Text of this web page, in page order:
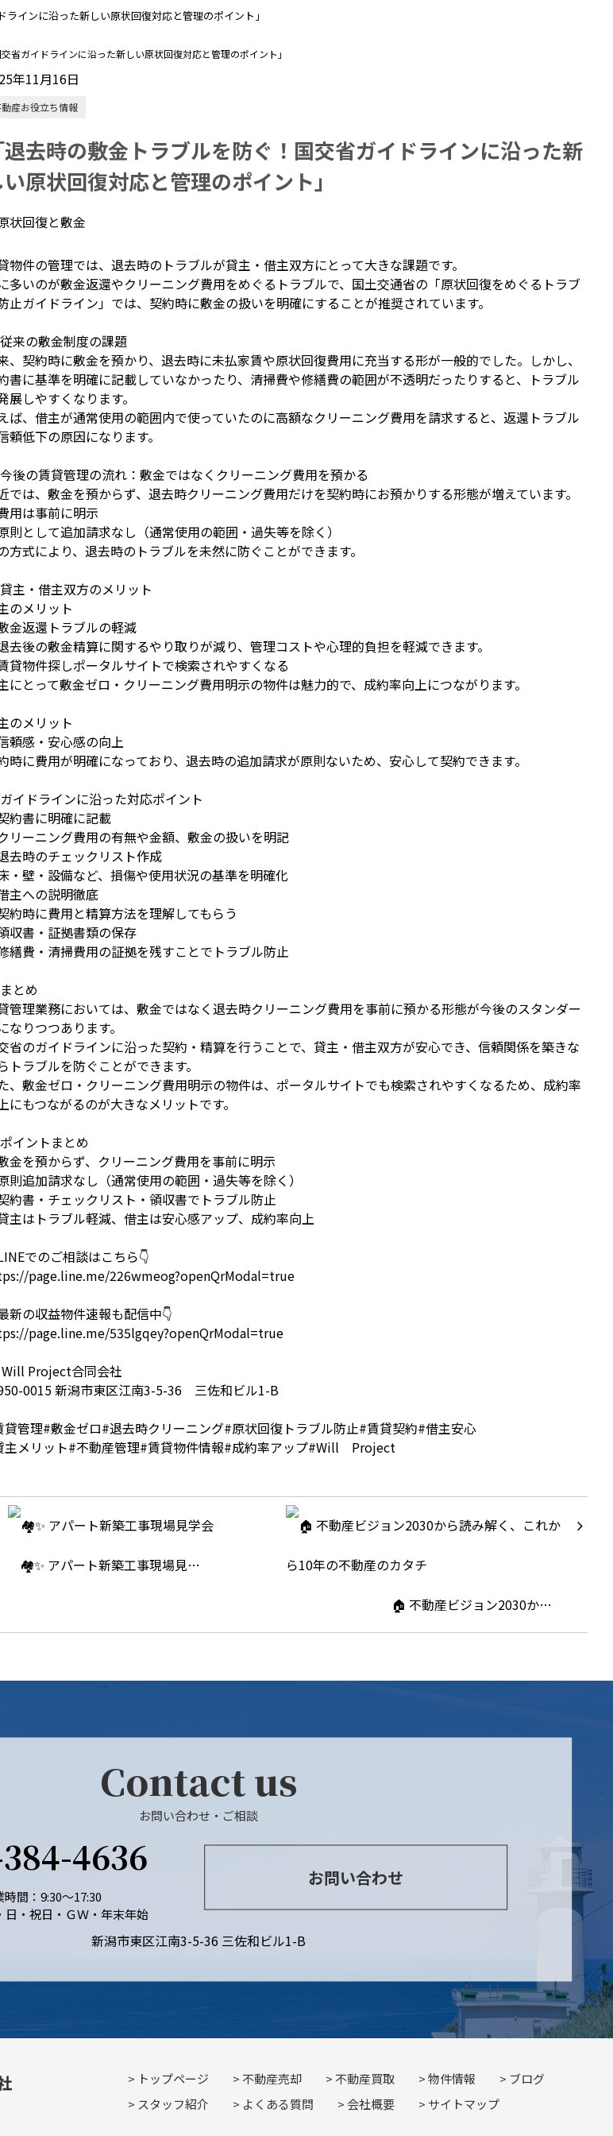
ラインに沿った新しい原状回復対応と管理のポイント」
省ガイドラインに沿った新しい原状回復対応と管理のポイント」
年11月16日
産お役立ち情報
退去時の敷金トラブルを防ぐ！国交省ガイドラインに沿った新
い原状回復対応と管理のポイント」
物件の管理では、退去時のトラブルが貸主・借主双方にとって大きな課題です。
多いのが敷金返還やクリーニング費用をめぐるトラブルで、国土交通省の「原状回復をめぐるトラブ
止ガイドライン」では、契約時に敷金の扱いを明確にすることが推奨されています。
来の敷金制度の課題
、契約時に敷金を預かり、退去時に未払家賃や原状回復費用に充当する形が一般的でした。しかし、
書に基準を明確に記載していなかったり、清掃費や修繕費の範囲が不透明だったりすると、トラブル
展しやすくなります。
ば、借主が通常使用の範囲内で使っていたのに高額なクリーニング費用を請求すると、返還トラブル
頼低下の原因になります。
後の賃貸管理の流れ：敷金ではなくクリーニング費用を預かる
では、敷金を預からず、退去時クリーニング費用だけを契約時にお預かりする形態が増えています。
用は事前に明示
則として追加請求なし（通常使用の範囲・過失等を除く）
方式により、退去時のトラブルを未然に防ぐことができます。
主・借主双方のメリット
のメリット
金返還トラブルの軽減
去後の敷金精算に関するやり取りが減り、管理コストや心理的負担を軽減できます。
貸物件探しポータルサイトで検索されやすくなる
にとって敷金ゼロ・クリーニング費用明示の物件は魅力的で、成約率向上につながります。
のメリット
頼感・安心感の向上
時に費用が明確になっており、退去時の追加請求が原則ないため、安心して契約できます。
イドラインに沿った対応ポイント
約書に明確に記載
リーニング費用の有無や金額、敷金の扱いを明記
去時のチェックリスト作成
・壁・設備など、損傷や使用状況の基準を明確化
主への説明徹底
約時に費用と精算方法を理解してもらう
収書・証拠書類の保存
繕費・清掃費用の証拠を残すことでトラブル防止
とめ
管理業務においては、敷金ではなく退去時クリーニング費用を事前に預かる形態が今後のスタンダー
なりつつあります。
省のガイドラインに沿った契約・精算を行うことで、貸主・借主双方が安心でき、信頼関係を築きな
トラブルを防ぐことができます。
、敷金ゼロ・クリーニング費用明示の物件は、ポータルサイトでも検索されやすくなるため、成約率
にもつながるのが大きなメリットです。
ポイントまとめ
金を預からず、クリーニング費用を事前に明示
則追加請求なし（通常使用の範囲・過失等を除く）
約書・チェックリスト・領収書でトラブル防止
主はトラブル軽減、借主は安心感アップ、成約率向上
でのご相談はこちら👇
page.line.me/226wmeog?openQrModal=true
新の収益物件速報も配信中👇
page.line.me/535lgqey?openQrModal=true
Will Project合同会社
0015新潟市東区江南3-5-36 三佐和ビル1-B
貸管理#敷金ゼロ#退去時クリーニング#原状回復トラブル防止#賃貸契約#借主安心
主メリット#不動産管理#賃貸物件情報#成約率アップ#Will Project
🏘✨ アパート新築工事現場見…
🏠 不動産ビジョン2030か…
Contact us
お問い合わせ・ご相談
4636
時間：9:30～17:30
日・祝日・ＧＷ・年末年始
お問い合わせ
新潟市東区江南3-5-36 三佐和ビル1-B
トップページ 不動産売却 不動産買取 物件情報
ブログ
スタッフ紹介
よくある質問 会社概要 サイトマップ